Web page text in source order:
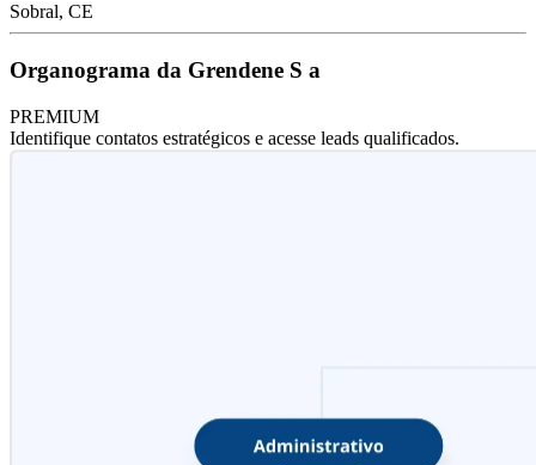
Sobral, CE
Organograma da Grendene S a
PREMIUM
Identifique contatos estratégicos e acesse leads qualificados.